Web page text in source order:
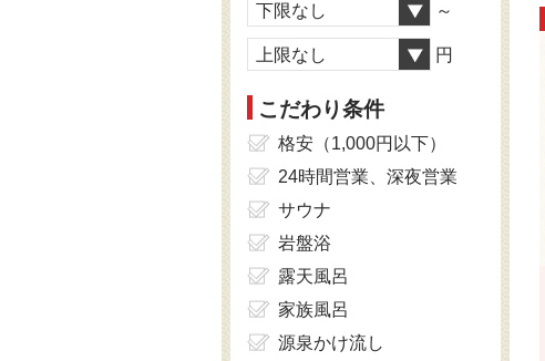
下限なし ～
上限なし 円
こだわり条件
格安（1,000円以下）
24時間営業、深夜営業
サウナ
岩盤浴
露天風呂
家族風呂
源泉かけ流し